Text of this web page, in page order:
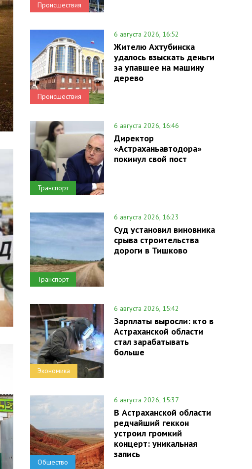
Происшествия
Происшествия
6 августа 2026, 16:52
Жителю Ахтубинска
удалось взыскать деньги
за упавшее на машину
дерево
Транспорт
6 августа 2026, 16:46
Директор
«Астраханьавтодора»
покинул свой пост
Транспорт
6 августа 2026, 16:23
Суд установил виновника
срыва строительства
дороги в Тишково
Экономика
6 августа 2026, 15:42
Зарплаты выросли: кто в
Астраханской области
стал зарабатывать
больше
Общество
6 августа 2026, 15:37
В Астраханской области
редчайший геккон
устроил громкий
концерт: уникальная
запись